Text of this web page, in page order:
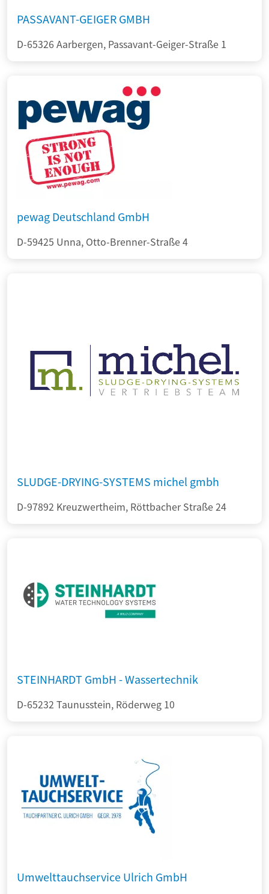
PASSAVANT-GEIGER GMBH
D-65326 Aarbergen, Passavant-Geiger-Straße 1
pewag Deutschland GmbH
D-59425 Unna, Otto-Brenner-Straße 4
SLUDGE-DRYING-SYSTEMS michel gmbh
D-97892 Kreuzwertheim, Röttbacher Straße 24
STEINHARDT GmbH - Wassertechnik
D-65232 Taunusstein, Röderweg 10
Umwelttauchservice Ulrich GmbH